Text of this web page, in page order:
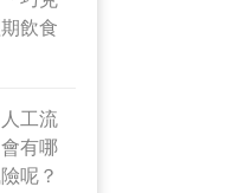
飲食
工流
有哪
呢？